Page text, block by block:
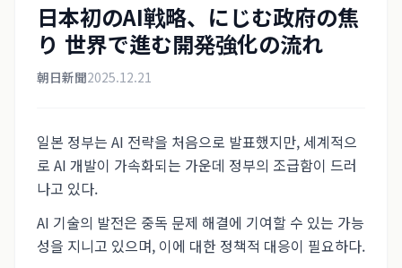
日本初のAI戦略、にじむ政府の焦
り 世界で進む開発強化の流れ
朝日新聞2025.12.21
일본 정부는 AI 전략을 처음으로 발표했지만, 세계적으
로 AI 개발이 가속화되는 가운데 정부의 조급함이 드러
나고 있다.
AI 기술의 발전은 중독 문제 해결에 기여할 수 있는 가능
성을 지니고 있으며, 이에 대한 정책적 대응이 필요하다.